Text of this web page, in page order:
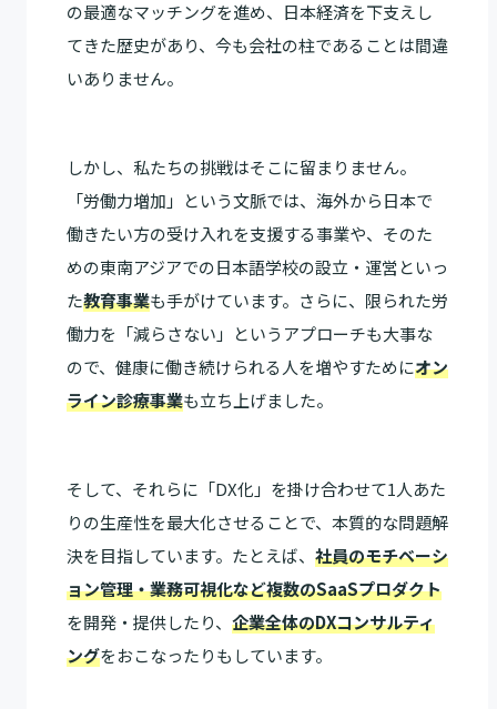
の最適なマッチングを進め、日本経済を下支えし
てきた歴史があり、今も会社の柱であることは間違
いありません。
しかし、私たちの挑戦はそこに留まりません。
「労働力増加」という文脈では、海外から日本で
働きたい方の受け入れを支援する事業や、そのた
めの東南アジアでの日本語学校の設立・運営といっ
た教育事業も手がけています。さらに、限られた労
働力を「減らさない」というアプローチも大事な
ので、健康に働き続けられる人を増やすためにオン
ライン診療事業も立ち上げました。
そして、それらに「DX化」を掛け合わせて1人あた
りの生産性を最大化させることで、本質的な問題解
決を目指しています。たとえば、 社員のモチベーシ
ョン管理・業務可視化など複数のSaaSプロダクト
を開発・提供したり、 企業全体のDXコンサルティ
ングをおこなったりもしています。